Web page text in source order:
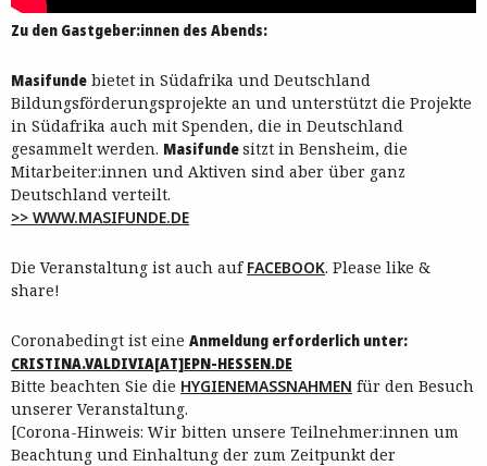
Zu den Gastgeber:innen des Abends:
Masifunde bietet in Südafrika und Deutschland
Bildungsförderungsprojekte an und unterstützt die Projekte
in Südafrika auch mit Spenden, die in Deutschland
gesammelt werden. Masifundesitzt in Bensheim, die
Mitarbeiter:innen und Aktiven sind aber über ganz
Deutschland verteilt.
>> WWW.MASIFUNDE.DE
Die Veranstaltung ist auch auf FACEBOOK. Please like &
share!
Coronabedingt ist eine Anmeldung erforderlich unter:
CRISTINA.VALDIVIA[AT]EPN-HESSEN.DE
Bitte beachten Sie die HYGIENEMASSNAHMEN
für den Besuch
unserer Veranstaltung.
[Corona-Hinweis: Wir bitten unsere Teilnehmer:innen um
Beachtung und Einhaltung der zum Zeitpunkt der